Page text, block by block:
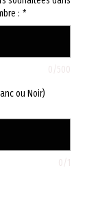
: *
0/500
ou Noir)
0/1